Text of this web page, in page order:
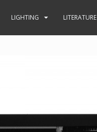
LIGHTING LITERATURE